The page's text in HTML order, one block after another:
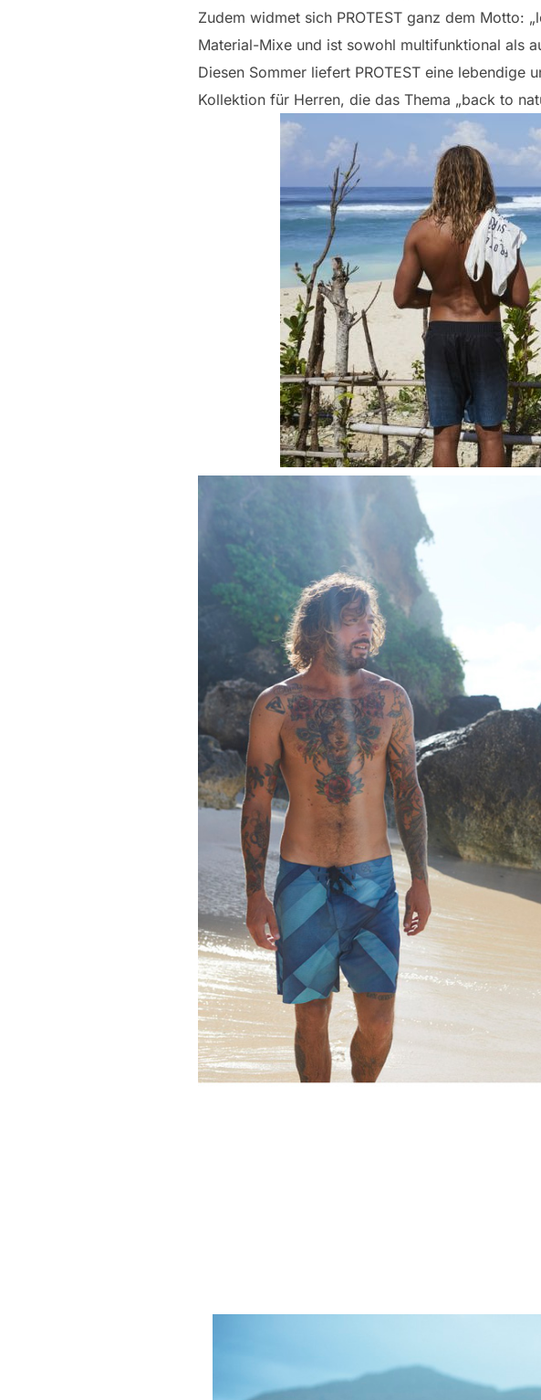
Zudem widmet sich PROTEST ganz dem Motto:
Material-Mixe und ist sowohl multifunktional als
Diesen Sommer liefert PROTEST eine
Kollektion für Herren, die das Thema „back to